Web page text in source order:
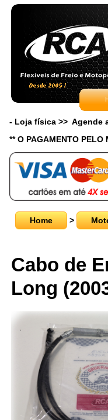
- Loja física >> Agende
** O PAGAMENTO PELO
Home >
Cabo de
Long